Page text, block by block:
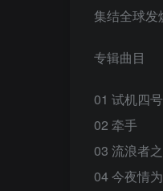
集结全球发
专辑曲目
01 试机四
02 牵手
03 流浪者
04 今夜情